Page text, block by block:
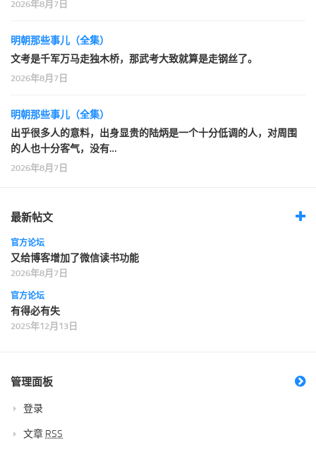
2026年8月7日
明朝那些事儿（全集）
文考是千军万马走独木桥，那武考大致就算是走钢丝了。
2026年8月7日
明朝那些事儿（全集）
出乎很多人的意料，出身显贵的陆炳是一个十分低调的人，对周围
的人也十分客气，没有…
2026年8月7日
最新帖文
官方论坛
又给博客增加了微信读书功能
2026年8月7日
官方论坛
有得必有失
2025年12月13日
管理面板
登录
文章 RSS